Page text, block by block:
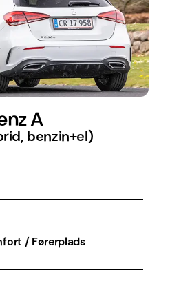
A
benzin+el)
/ Førerplads